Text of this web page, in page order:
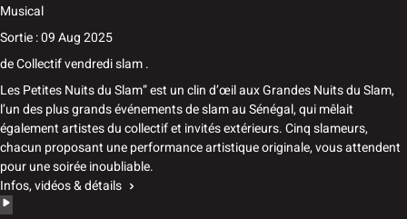
Musical
Sortie : 09 Aug 2025
deCollectif vendredi slam .
Les Petites Nuits du Slam” est un clin d’œil aux Grandes Nuits du Slam,
l’un des plus grands événements de slam au Sénégal, qui mêlait
également artistes du collectif et invités extérieurs. Cinq slameurs,
chacun proposant une performance artistique originale, vous attendent
pour une soirée inoubliable.
Infos, vidéos & détails